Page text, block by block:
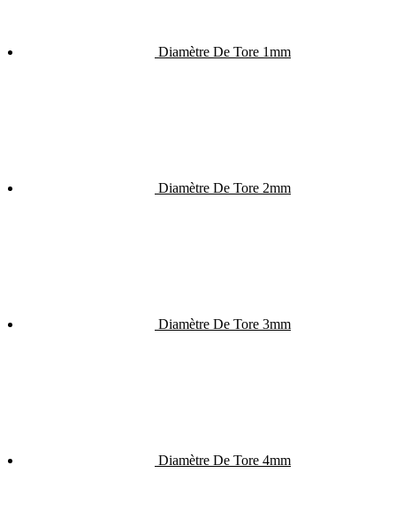
Diamètre De Tore 1mm
Diamètre De Tore 2mm
Diamètre De Tore 3mm
Diamètre De Tore 4mm